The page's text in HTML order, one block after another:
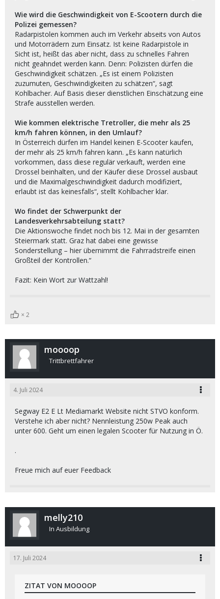
Wie wird die Geschwindigkeit von E-Scootern durch die
Polizei gemessen?
Radarpistolen kommen auch im Verkehr abseits von Autos
und Motorrädern zum Einsatz. Ist keine Radarpistole in
Sicht ist, heißt das aber nicht, dass zu schnelles Fahren
nicht geahndet werden kann. Denn: Polizisten dürfen die
Geschwindigkeit schätzen. „Es ist einem Polizisten
zuzumuten, Geschwindigkeiten zu schätzen“, sagt
Kohlbacher. Auf Basis dieser dienstlichen Einschätzung eine
Strafe ausstellen werden.
Wie kommen elektrische Tretroller, die mehr als 25
km/h fahren können, in den Umlauf?
In Österreich dürfen im Handel keinen E-Scooter kaufen,
der mehr als 25 km/h fahren kann. „Es kann natürlich
vorkommen, dass diese regulär verkauft, werden eine
Drossel beinhalten, und der Käufer diese Drossel ausbaut
und die Maximalgeschwindigkeit dadurch modifiziert,
erlaubt ist das keinesfalls“, stellt Kohlbacher klar.
Wo findet der Schwerpunkt der
Landesverkehrsabteilung statt?
Die Aktionswoche findet noch bis 12. Mai in der gesamten
Steiermark statt. Graz hat dabei eine gewisse
Sonderstellung – hier übernimmt die Fahrradstreife einen
Großteil der Kontrollen.“
Fazit: Kein Wort zur Wattzahl!
2
moooop
Trittbrettfahrer
4. Juli 2024
Segway E2 E Lt Mediamarkt Website nicht STVO konform.
Verstehe ich aber nicht? Nennleistung 250w Peak auch
unter 600. Geht um einen legalen Scooter für Nutzung in Ö.
.
Freue mich auf euer Feedback
melly210
In Ausbildung
17. Juli 2024
ZITAT VON MOOOOP